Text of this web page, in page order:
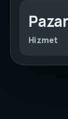
Hizmet